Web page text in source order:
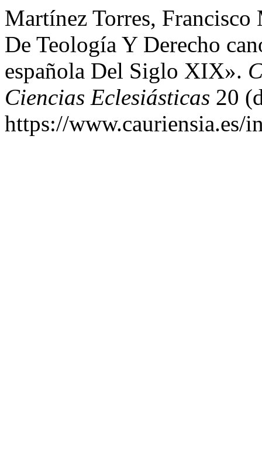
Martínez Torres,
De Teología Y Derecho
española Del Siglo XIX».
Ciencias Eclesiásticas 20
https://www.cauriensia.es/